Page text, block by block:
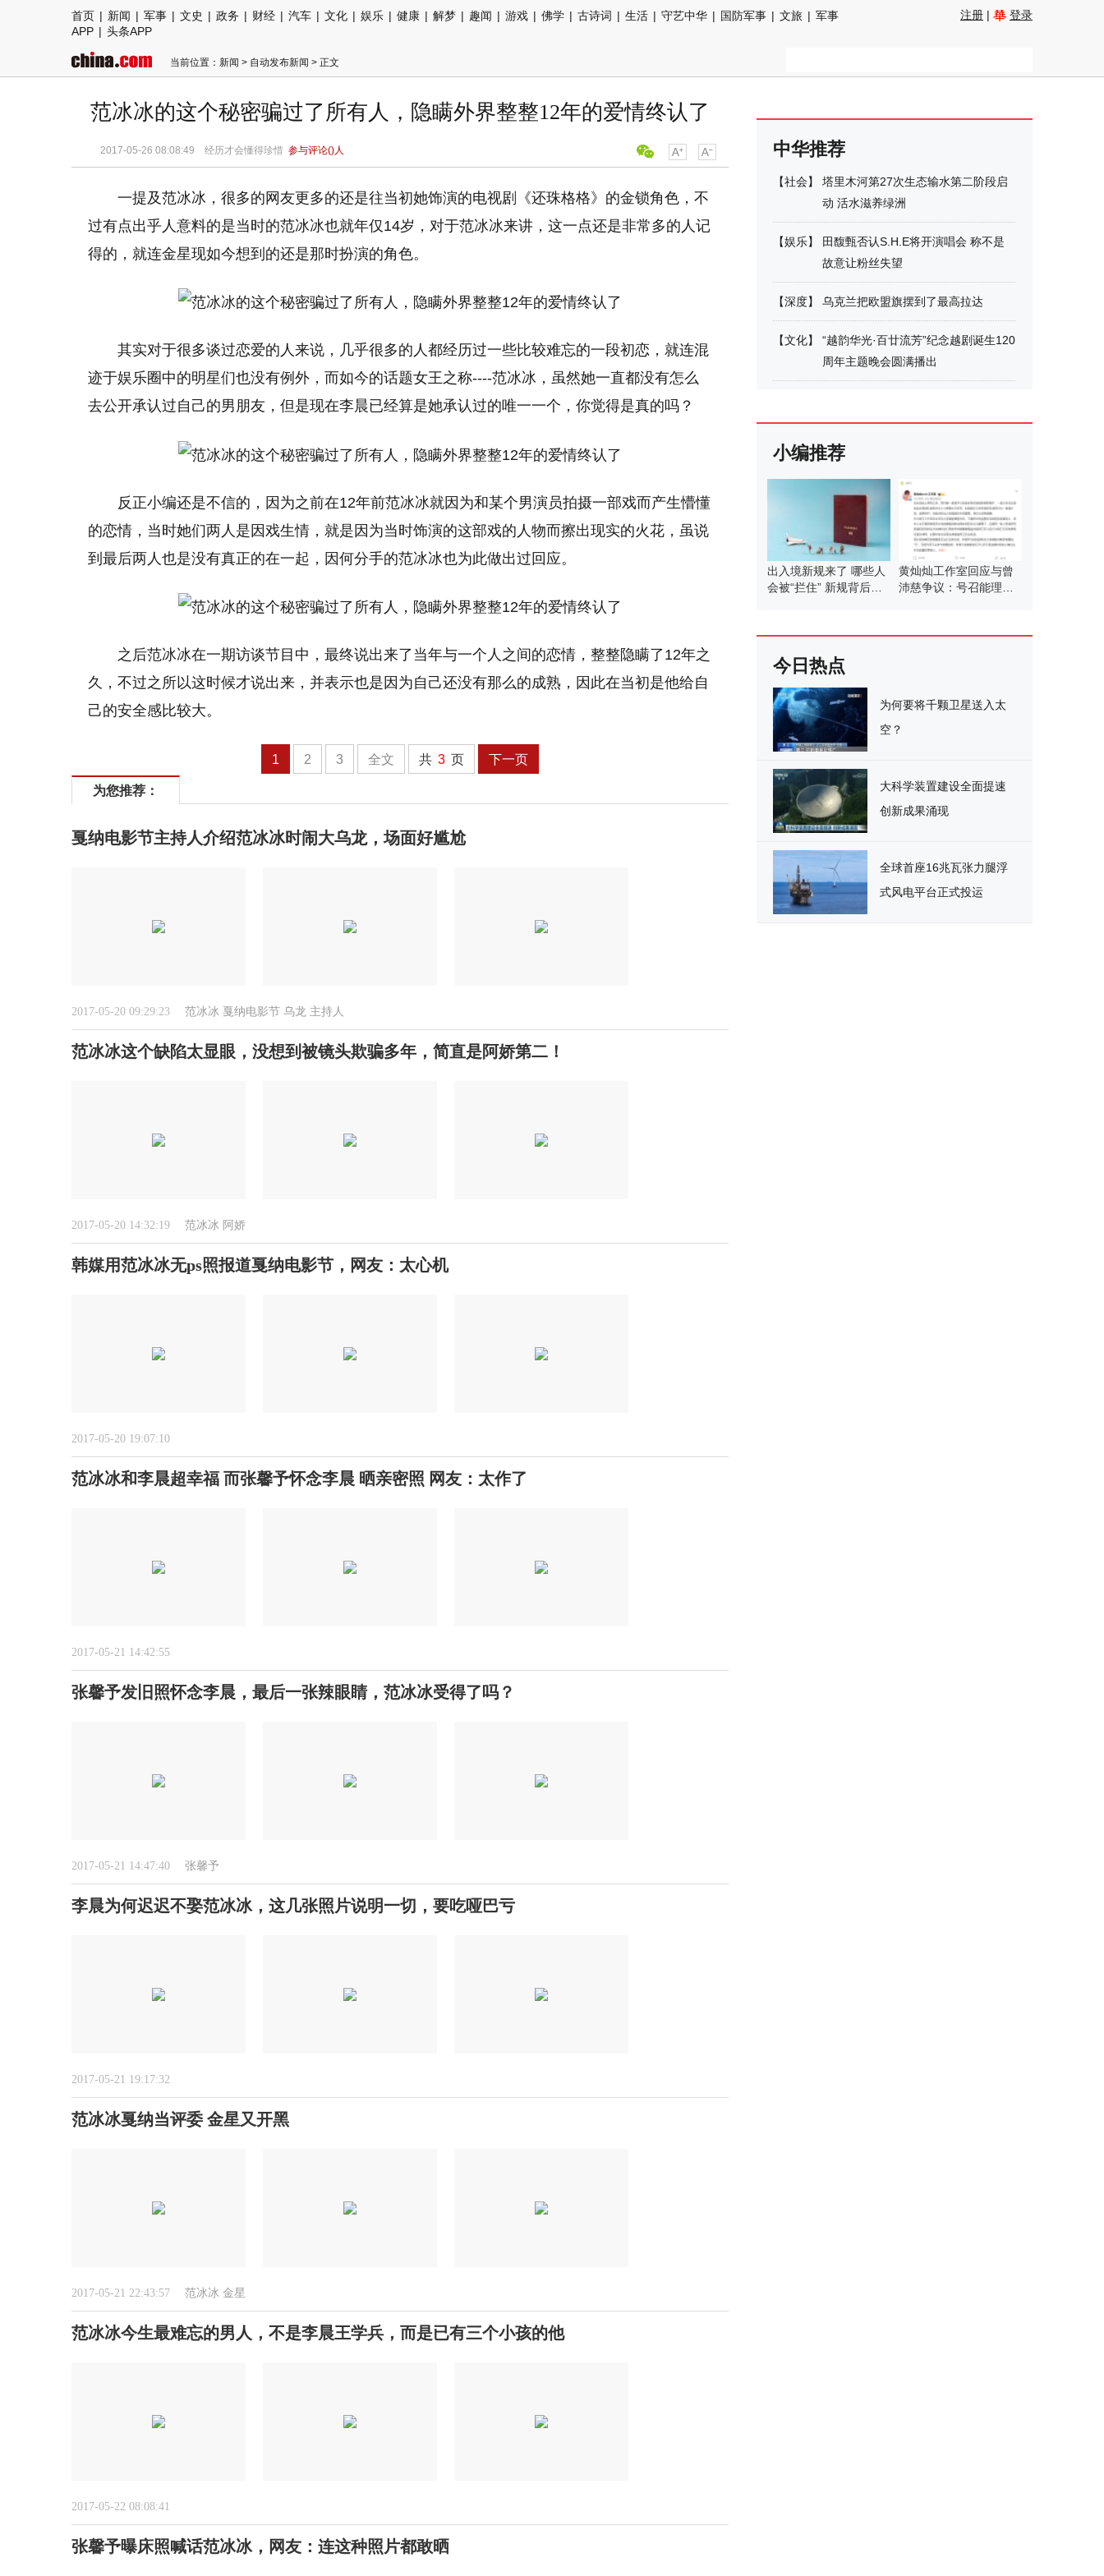
首页 | 新闻 | 军事 | 文史 | 政务 | 财经 | 汽车 | 文化 | 娱乐 | 健康 | 解梦 | 趣闻 | 游戏 | 佛学 | 古诗词 | 生活 | 守艺中华 | 国防军事 | 文旅 | 军事
APP | 头条APP
注册 | 登录
当前位置： 新闻 > 自动发布新闻 > 正文
范冰冰的这个秘密骗过了所有人，隐瞒外界整整12年的爱情终认了
2017-05-26 08:08:49 经历才会懂得珍惜 参与评论()人
一提及范冰冰，很多的网友更多的还是往当初她饰演的电视剧《还珠格格》的金锁角色，不
过有点出乎人意料的是当时的范冰冰也就年仅14岁，对于范冰冰来讲，这一点还是非常多的人记
得的，就连金星现如今想到的还是那时扮演的角色。
其实对于很多谈过恋爱的人来说，几乎很多的人都经历过一些比较难忘的一段初恋，就连混
迹于娱乐圈中的明星们也没有例外，而如今的话题女王之称----范冰冰，虽然她一直都没有怎么
去公开承认过自己的男朋友，但是现在李晨已经算是她承认过的唯一一个，你觉得是真的吗？
反正小编还是不信的，因为之前在12年前范冰冰就因为和某个男演员拍摄一部戏而产生懵懂
的恋情，当时她们两人是因戏生情，就是因为当时饰演的这部戏的人物而擦出现实的火花，虽说
到最后两人也是没有真正的在一起，因何分手的范冰冰也为此做出过回应。
之后范冰冰在一期访谈节目中，最终说出来了当年与一个人之间的恋情，整整隐瞒了12年之
久，不过之所以这时候才说出来，并表示也是因为自己还没有那么的成熟，因此在当初是他给自
己的安全感比较大。
1 2 3 全文 共 3 页 下一页
为您推荐：
戛纳电影节主持人介绍范冰冰时闹大乌龙，场面好尴尬
2017-05-20 09:29:23 范冰冰 戛纳电影节 乌龙 主持人
范冰冰这个缺陷太显眼，没想到被镜头欺骗多年，简直是阿娇第二！
2017-05-20 14:32:19 范冰冰 阿娇
韩媒用范冰冰无ps照报道戛纳电影节，网友：太心机
2017-05-20 19:07:10
范冰冰和李晨超幸福 而张馨予怀念李晨 晒亲密照 网友：太作了
2017-05-21 14:42:55
张馨予发旧照怀念李晨，最后一张辣眼睛，范冰冰受得了吗？
2017-05-21 14:47:40 张馨予
李晨为何迟迟不娶范冰冰，这几张照片说明一切，要吃哑巴亏
2017-05-21 19:17:32
范冰冰戛纳当评委 金星又开黑
2017-05-21 22:43:57 范冰冰 金星
范冰冰今生最难忘的男人，不是李晨王学兵，而是已有三个小孩的他
2017-05-22 08:08:41
张馨予曝床照喊话范冰冰，网友：连这种照片都敢晒
中华推荐
【社会】
塔里木河第27次生态输水第二阶段启
动 活水滋养绿洲
【娱乐】
田馥甄否认S.H.E将开演唱会 称不是
故意让粉丝失望
【深度】 乌克兰把欧盟旗摆到了最高拉达
【文化】
“越韵华光·百廿流芳”纪念越剧诞生120
周年主题晚会圆满播出
小编推荐
出入境新规来了 哪些人
会被“拦住” 新规背后的
黄灿灿工作室回应与曾
沛慈争议：号召能理智
今日热点
为何要将千颗卫星送入太
空？
大科学装置建设全面提速
创新成果涌现
全球首座16兆瓦张力腿浮
式风电平台正式投运